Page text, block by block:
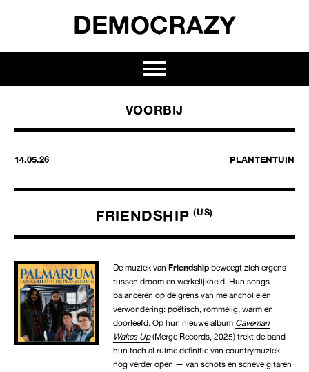
DEMOCRAZY
FRIENDSHIP (US)
De muziek van Friendship beweegt zich ergens
tussen droom en werkelijkheid. Hun songs
balanceren op de grens van melancholie en
verwondering: poëtisch, rommelig, warm en
doorleefd. Op hun nieuwe album Caveman
Wakes Up (Merge Records, 2025) trekt de band
hun toch al ruime definitie van countrymuziek
nog verder open — van schots en scheve gitaren
VOORBIJ
14.05.26 PLANTENTUIN